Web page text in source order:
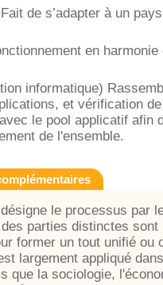
de s’adapter à un
en harmonie
informatique)
et vérification
le pool applicatif afin
de l'ensemble.
le processus par
parties distinctes sont
former un tout unifié ou
largement appliqué
que la sociologie,